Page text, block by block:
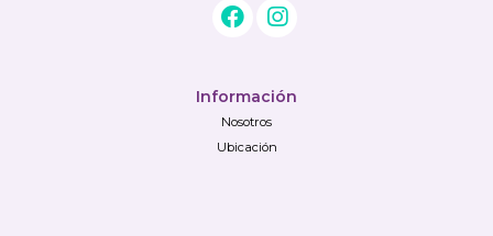
Información
Nosotros
Ubicación